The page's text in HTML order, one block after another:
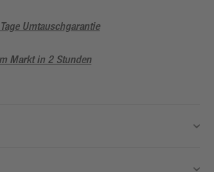
Umtauschgarantie
Markt in 2 Stunden